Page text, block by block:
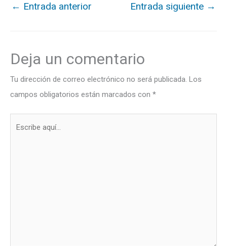
← Entrada anterior Entrada siguiente →
Deja un comentario
Tu dirección de correo electrónico no será publicada. Los
campos obligatorios están marcados con *